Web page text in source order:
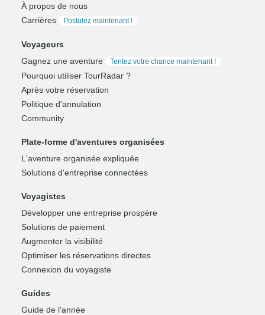
À propos de nous
Carrières
Postulez maintenant !
Voyageurs
Gagnez une aventure
Tentez votre chance maintenant !
Pourquoi utiliser TourRadar ?
Après votre réservation
Politique d'annulation
Community
Plate-forme d'aventures organisées
L'aventure organisée expliquée
Solutions d'entreprise connectées
Voyagistes
Développer une entreprise prospère
Solutions de paiement
Augmenter la visibilité
Optimiser les réservations directes
Connexion du voyagiste
Guides
Guide de l'année